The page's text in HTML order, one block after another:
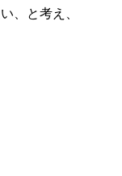
、と考え、